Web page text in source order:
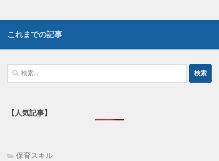
これまでの記事
検
索:
【人気記事】
保育スキル